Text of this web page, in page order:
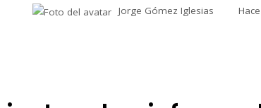
Jorge Gómez Iglesias